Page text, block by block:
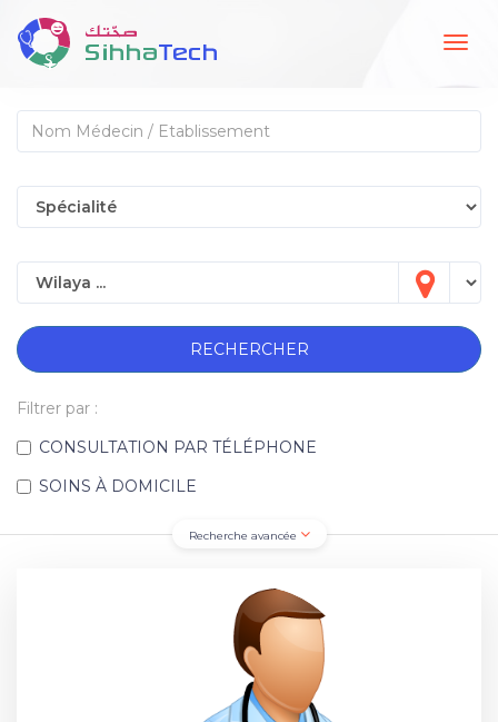
RECHERCHER
Filtrer par :
CONSULTATION PAR TÉLÉPHONE
SOINS À DOMICILE
Recherche avancée